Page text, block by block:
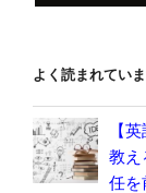
よく読まれてい
【
教え
任を